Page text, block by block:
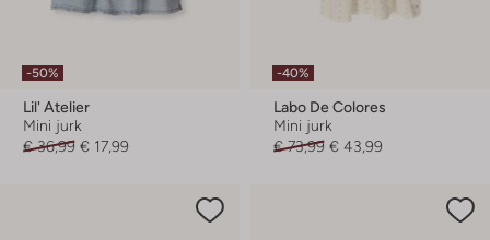
-50%
Lil' Atelier
Mini jurk
€ 36,99 € 17,99
-40%
Labo De Colores
Mini jurk
€ 73,99 € 43,99